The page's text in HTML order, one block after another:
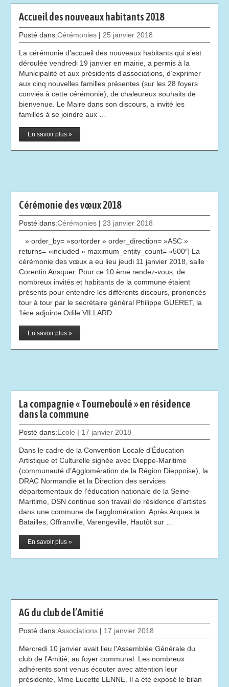
Accueil des nouveaux habitants 2018
Posté dans:Cérémonies | 25 janvier 2018
La cérémonie d’accueil des nouveaux habitants qui s’est
déroulée vendredi 19 janvier en mairie, a permis à la
Municipalité et aux présidents d’associations, d’exprimer
aux cinq nouvelles familles présentes (sur les 28 foyers
conviés à cette cérémonie), de chaleureux souhaits de
bienvenue. Le Maire dans son discours, a invité les
familles à se joindre aux …
En savoir plus »
Cérémonie des vœux 2018
Posté dans:Cérémonies | 23 janvier 2018
» order_by= »sortorder » order_direction= »ASC »
returns= »included » maximum_entity_count= »500″] La
cérémonie des vœux a eu lieu jeudi 11 janvier 2018, salle
Corentin Ansquer. Pour ce 10 ème rendez-vous, de
nombreux invités et habitants de la commune étaient
présents pour entendre les différents discours, prononcés
tour à tour par le secrétaire général Philippe GUERET, la
1ère adjointe Odile VILLARD …
En savoir plus »
La compagnie « Tourneboulé » en résidence
dans la commune
Posté dans:Ecole | 17 janvier 2018
Dans le cadre de la Convention Locale d’Éducation
Artistique et Culturelle signée avec Dieppe-Maritime
(communauté d’Agglomération de la Région Dieppoise), la
DRAC Normandie et la Direction des services
départementaux de l’éducation nationale de la Seine-
Maritime, DSN continue son travail de résidence d’artistes
dans une commune de l’agglomération. Après Arques la
Batailles, Offranville, Varengeville, Hautôt sur …
En savoir plus »
AG du club de l’Amitié
Posté dans:Associations | 17 janvier 2018
Mercredi 10 janvier avait lieu l’Assemblée Générale du
club de l’Amitié, au foyer communal. Les nombreux
adhérents sont venus écouter avec attention leur
présidente, Mme Lucette LENNE. Il a été exposé le bilan